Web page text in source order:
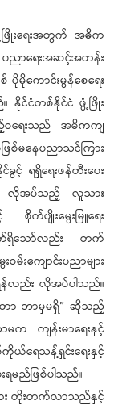
ဖြိုးရေးအတွက် အဓိက
ညာရေးအဆင့်အတန်း
ပိုမိုကောင်းမွန်စေရေး
နိုင်ငံတစ်နိုင်ငံ ဖွံ့ဖြိုး
ဝရေးသည် အဓိကကျ
စ်မနေပညာသင်ကြား
င့် ရရှိရေးဖန်တီးပေး
က် လိုအပ်သည့် လူသား
က်ပျိုးမွေးမြူရေး
ျက်ရှိသော်လည်း တက်
ကျောင်းပညာများ
လည်း လိုအပ်ပါသည်။
တာ ဘာမှမရှိ” ဆိုသည့်
မက ကျန်းမာရေးနှင့်
ယ်ရေသန့်ရှင်းရေးနှင့်
မည်ဖြစ်ပါသည်။
ား တိုးတက်လာသည်နှင့်